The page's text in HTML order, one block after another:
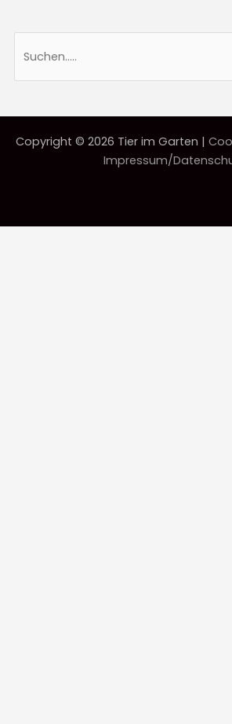
Copyright © 2026 Tier im Garten |
Impressum/